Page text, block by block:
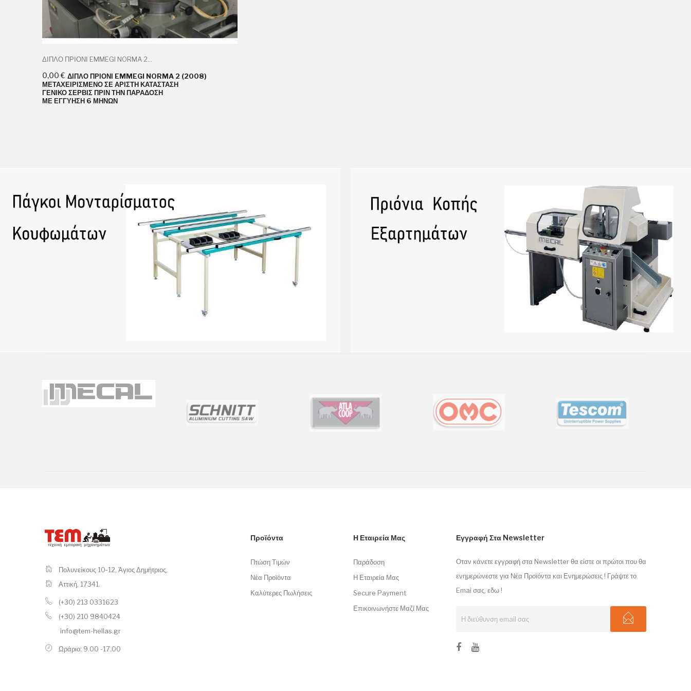
ΔΙΠΛΟ ΠΡΙΟΝΙ EMMEGI NORMA 2...
0,00 € ΔΙΠΛΟ ΠΡΙΟΝΙ EMMEGI NORMA 2 (2008)
ΜΕΤΑΧΕΙΡΙΣΜΕΝΟ ΣΕ ΑΡΙΣΤΗ ΚΑΤΑΣΤΑΣΗ
ΓΕΝΙΚΟ ΣΕΡΒΙΣ ΠΡΙΝ ΤΗΝ ΠΑΡΑΔΟΣΗ
ΜΕ ΕΓΓΥΗΣΗ 6 ΜΗΝΩΝ
Πολυνείκους 10-12, Άγιος Δημήτριος,
Αττική, 17341.
(+30) 213 0331623
(+30) 210 9840424
info@tem-hellas.gr
Ωράριο: 9.00 -17.00
Προϊόντα
Πτώση Τιμών
Νέα Προϊόντα
Καλύτερες Πωλήσεις
Η Εταιρεία Μας
Παράδοση
Η Εταιρεία Μας
Secure Payment
Επικοινωνήστε Μαζί Μας
Εγγραφή Στα Newsletter
Οταν κάνετε εγγραφή στα Newsletter θα είστε οι πρώτοι που θα
ενημερώνεστε για Νέα Προϊόντα και Ενημερώσεις ! Γράψτε το
Emai σας, εδω !